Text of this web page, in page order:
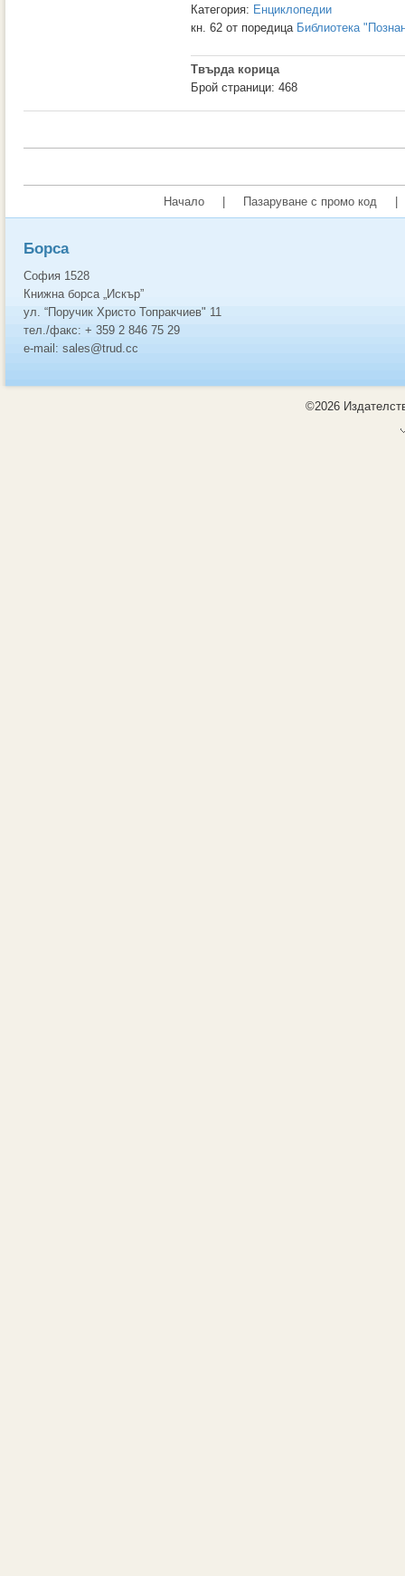
Категория: Енциклопедии
кн. 62 от поредица Библиотека
Твърда корица
Брой страници: 468
Начало Пазаруване с промо код
Борса
София 1528
Книжна борса „Искър”
ул. “Поручик Христо Топракчиев" 11
тел./факс: + 359 2 846 75 29
e-mail: sales@trud.cc
©2026